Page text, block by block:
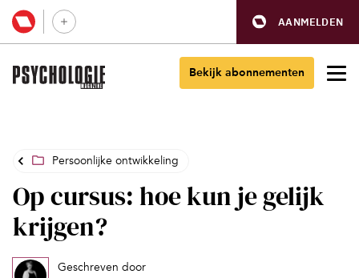
AANMELDEN
Bekijk abonnementen
Persoonlijke ontwikkeling
Op cursus: hoe kun je gelijk
krijgen?
Geschreven door